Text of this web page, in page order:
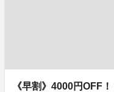
《早割》4000円OFF